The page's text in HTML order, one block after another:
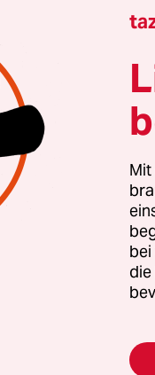
aufgewühlt –
könnte es
bei